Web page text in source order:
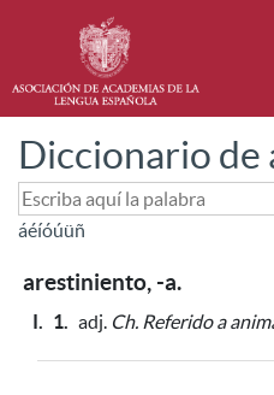
Diccionario de
áéíóúüñ
arestiniento, -a.
I. 1. adj. Ch. Referido a